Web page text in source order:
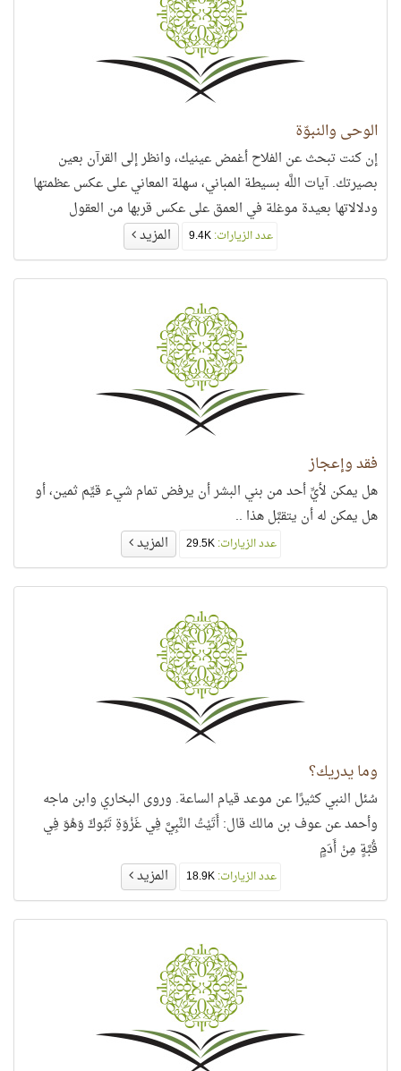
الوحي والنبوّة
إن كنت تبحث عن الفلاح أغمض عينيك، وانظر إلى القرآن بعين
بصيرتك. آيات اللَّه بسيطة المباني، سهلة المعاني على عكس عظمتها
ودلالاتها بعيدة موغلة في العمق على عكس قربها من العقول
عدد الزيارات: المزيد
فقد وإعجاز
هل يمكن لأيِّ أحد من بني البشر أن يرفض تمام شيء قيِّم ثمين، أو
هل يمكن له أن يتقبَّل هذا ..
عدد الزيارات:29.5K المزيد
وما يدريك؟
سُئل النبي كثيرًا عن موعد قيام الساعة. وروى البخاري وابن ماجه
وأحمد عن عوف بن مالك قال: أَتَيْتُ النَّبِيَّ فِي غَزْوَةِ تَبُوكَ وَهُوَ فِي
قُبَّةٍ مِنْ أَدَمٍ
عدد الزيارات:18.9K المزيد